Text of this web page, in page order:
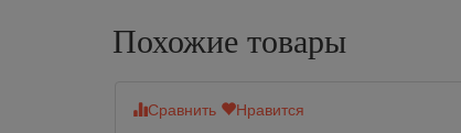
Похожие товары
Сравнить Нравится